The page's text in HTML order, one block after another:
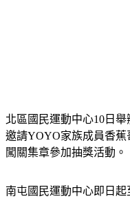
邀請YOYO家族成員香蕉
闖關集章參加抽獎活動。
長春國民暨兒童運動中心